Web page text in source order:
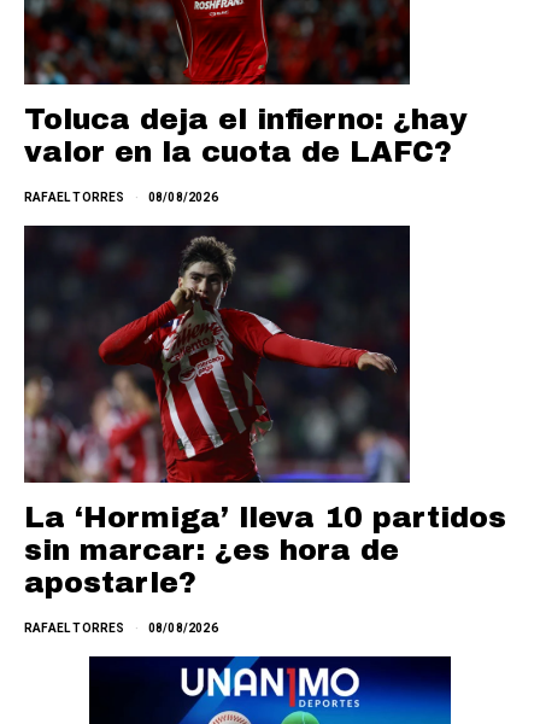
Toluca deja el infierno: ¿hay
valor en la cuota de LAFC?
RAFAEL TORRES 08/08/2026
La ‘Hormiga’ lleva 10 partidos
sin marcar: ¿es hora de
apostarle?
RAFAEL TORRES 08/08/2026